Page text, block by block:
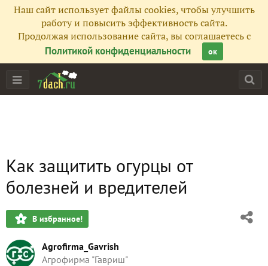
Наш сайт использует файлы cookies, чтобы улучшить
работу и повысить эффективность сайта.
Продолжая использование сайта, вы соглашаетесь с
Политикой конфиденциальности
ок
Как защитить огурцы от
болезней и вредителей
В избранное!
Agrofirma_Gavrish
Агрофирма "Гавриш"